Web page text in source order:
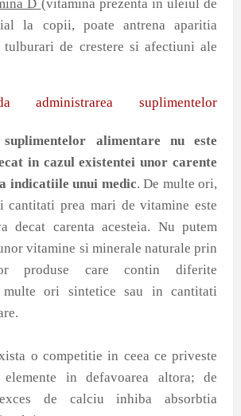
D (vitamina prezenta in uleiul de
la copii, poate antrena aparitia
de crestere si afectiuni ale
administrarea suplimentelor
alimentare nu este
in cazul existentei unor carente
indicatiile unui medic. De multe ori,
cantitati prea mari de vitamine este
decat carenta acesteia. Nu putem
vitamine si minerale naturale prin
produse care contin diferite
multe ori sintetice sau in cantitati
o competitie in ceea ce priveste
in defavoarea altora; de
de calciu inhiba absorbtia